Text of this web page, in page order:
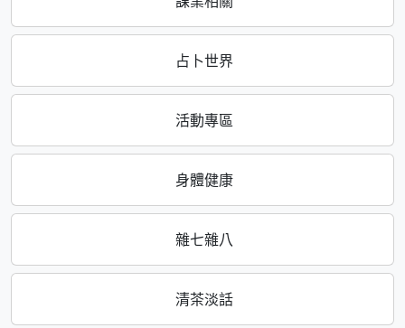
占卜世界
活動專區
身體健康
雜七雜八
清茶淡話